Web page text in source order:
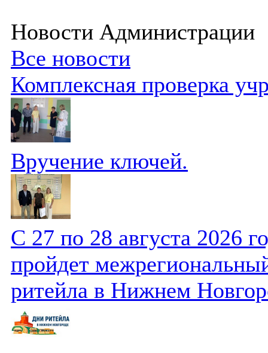
Новости Администрации
Все новости
Комплексная проверка
Вручение ключей.
С 27 по 28 августа 2026
пройдет
ритейла в Нижнем